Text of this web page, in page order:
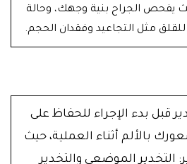
يفحص الجراح بنية وجهك، وحالة
للقلق مثل التجاعيد وفقدان الحجم.
قبل بدء الإجراء للحفاظ على
بالألم أثناء العملية، حيث
التخدير الموضعي والتخدير